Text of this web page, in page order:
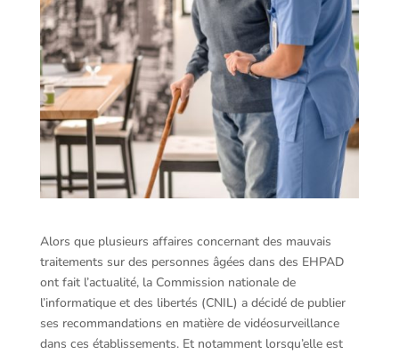
Alors que plusieurs affaires concernant des mauvais
traitements sur des personnes âgées dans des EHPAD
ont fait l’actualité, la Commission nationale de
l’informatique et des libertés (CNIL) a décidé de publier
ses recommandations en matière de vidéosurveillance
dans ces établissements. Et notamment lorsqu’elle est